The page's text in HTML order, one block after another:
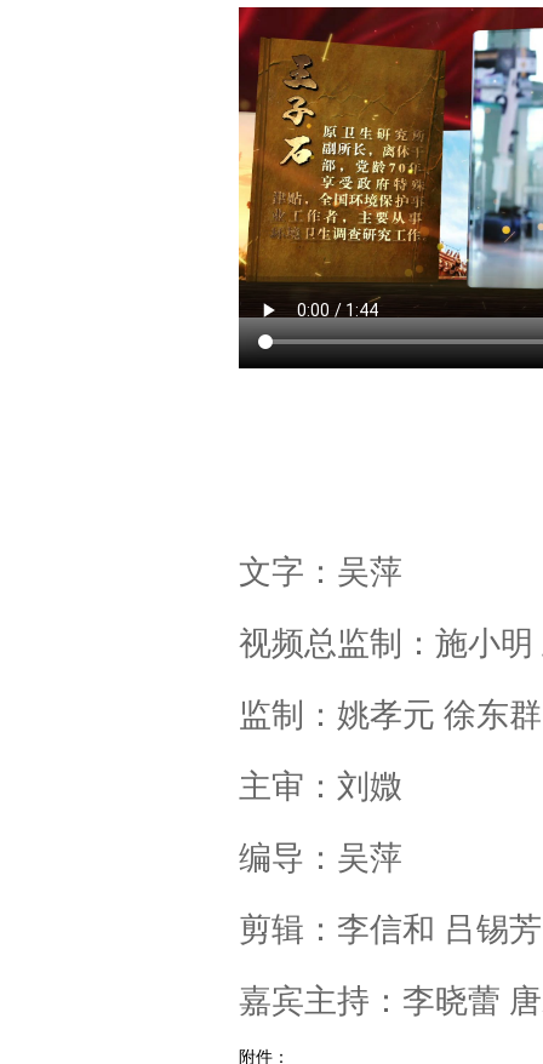
文字：吴萍
视频总监制：施小明
监制：姚孝元 徐东
主审：刘媺
编导：吴萍
剪辑：李信和 吕锡芳
嘉宾主持：李晓蕾
附件：